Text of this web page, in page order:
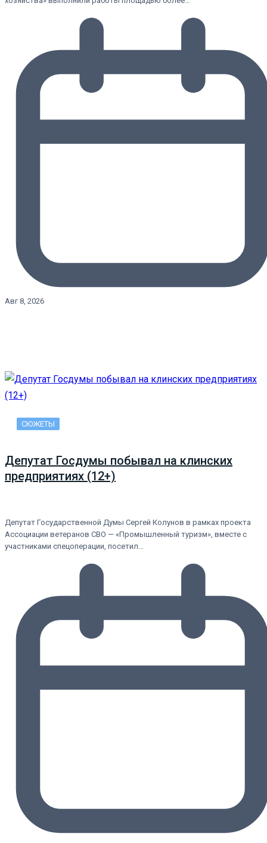
Авг 8, 2026
СЮЖЕТЫ
Депутат Госдумы побывал на клинских
предприятиях (12+)
Депутат Государственной Думы Сергей Колунов в рамках проекта
Ассоциации ветеранов СВО — «Промышленный туризм», вместе с
участниками спецоперации, посетил…